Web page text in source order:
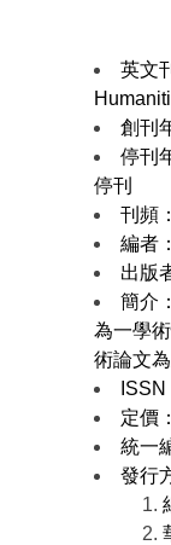
英文
創刊
停刊
停刊
刊頻
編者
出版
簡介：
為一學
術論文為
定價
統一
發行